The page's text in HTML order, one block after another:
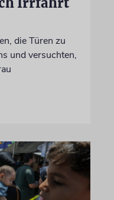
die Türen zu
und versuchten,